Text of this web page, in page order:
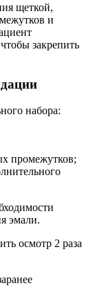
щеткой,
и
закрепить
набора:
промежутков;
эмали.
осмотр 2 раза